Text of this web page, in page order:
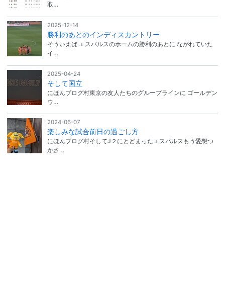
取…
2025-12-14
勝利のあとのインディスカントリー
そういえば エスパルスのホームの勝利のあとに ながれていた
イ…
2025-04-24
そして国立
にほんブログ村東京の友人たちのグループラインに ゴールデン
ウ…
2024-06-07
楽しみな試合前日の過ごし方
にほんブログ村そしてJ２にとどまったエスパルスもう愛想つ
かさ…